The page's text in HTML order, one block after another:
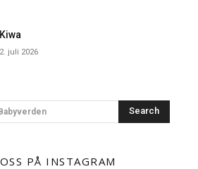
Kiwa
2. juli 2026
Search
PÅ INSTAGRAM